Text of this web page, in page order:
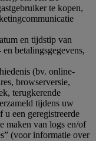
te kopen,
en tijdstip van
betalingsgegevens,
(bv. online-
browserversie,
terugkerende
tijdens uw
u een geregistreerde
maken van logs en/of
(voor informatie over